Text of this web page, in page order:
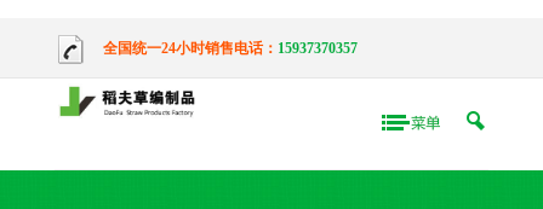
全国统一24小时销售电话： 15937370357